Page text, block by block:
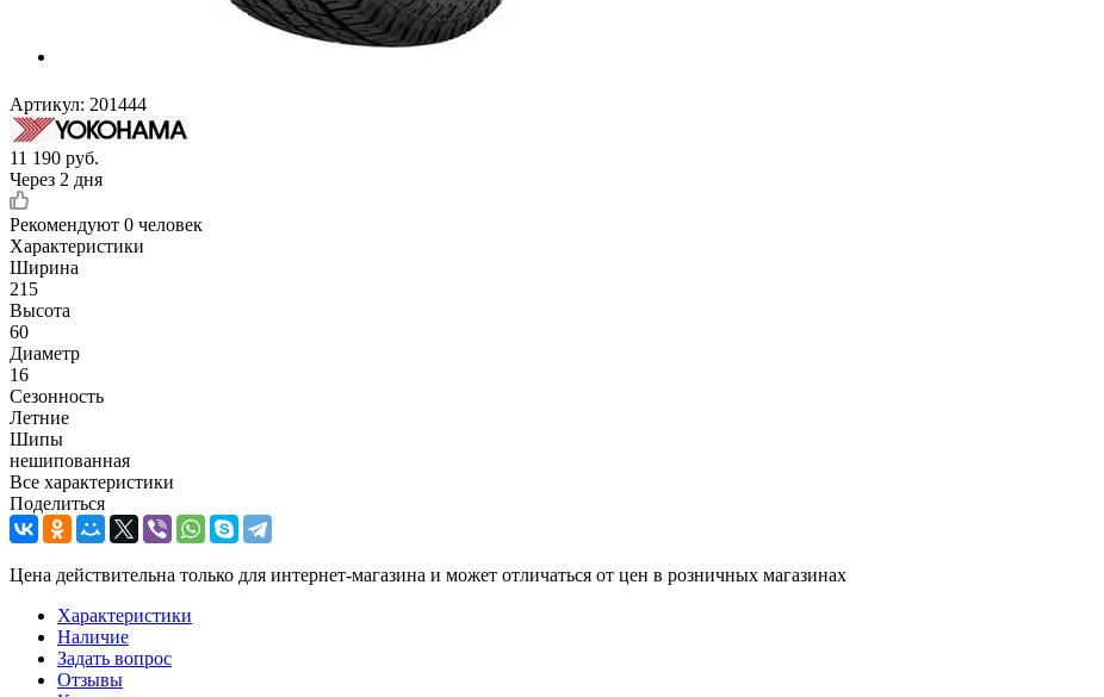
Артикул: 201444
11 190 руб.
Через 2 дня
Рекомендуют 0 человек
Характеристики
Ширина
215
Высота
60
Диаметр
16
Сезонность
Летние
Шипы
нешипованная
Все характеристики
Поделиться
Цена действительна только для интернет-магазина и может отличаться от цен в розничных магазинах
Характеристики
Наличие
Задать вопрос
Отзывы